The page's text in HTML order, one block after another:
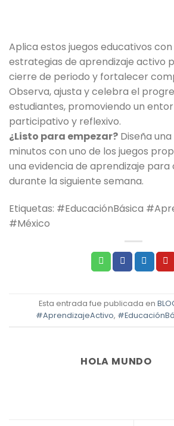
Aplica estos juegos educativos
estrategias de aprendizaje activo
cierre de periodo y fortalecer
Observa, ajusta y celebra el
estudiantes, promoviendo un
participativo y reflexivo.
¿Listo para empezar? Diseña
minutos con uno de los juegos
una evidencia de aprendizaje
durante la siguiente semana.
Etiquetas: #EducaciónBásica
#México
Esta entrada fue publicada en
#AprendizajeActivo,
HOLA MUNDO